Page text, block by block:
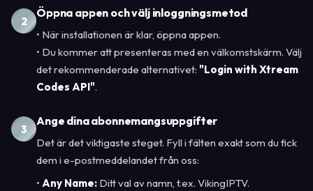
2
Öppna appen och välj inloggningsmetod
• När installationen är klar, öppna appen.
• Du kommer att presenteras med en välkomstskärm. Välj
det rekommenderade alternativet: "Login with Xtream
Codes API".
3
Ange dina abonnemangsuppgifter
Det är det viktigaste steget. Fyll i fälten exakt som du fick
dem i e-postmeddelandet från oss:
• Any Name: Ditt val av namn, t.ex. VikingIPTV.